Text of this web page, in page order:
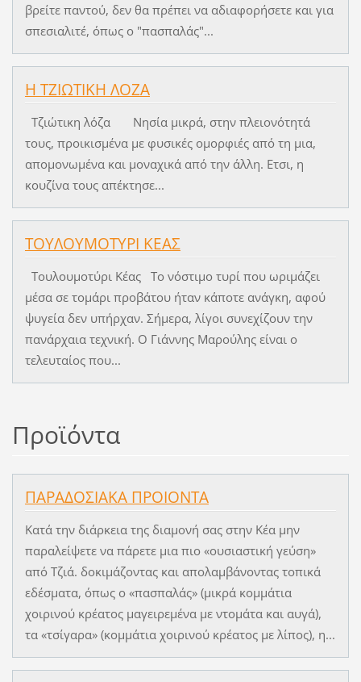
βρείτε παντού, δεν θα πρέπει να αδιαφορήσετε και για
σπεσιαλιτέ, όπως ο "πασπαλάς"...
Η ΤΖΙΩΤΙΚΗ ΛΟΖΑ
Τζιώτικη λόζα Νησία μικρά, στην πλειονότητά
τους, προικισμένα με φυσικές ομορφιές από τη μια,
απομονωμένα και μοναχικά από την άλλη. Ετσι, η
κουζίνα τους απέκτησε...
ΤΟΥΛΟΥΜΟΤΥΡΙ ΚΕΑΣ
Τουλουμοτύρι Κέας Το νόστιμο τυρί που ωριμάζει
μέσα σε τομάρι προβάτου ήταν κάποτε ανάγκη, αφού
ψυγεία δεν υπήρχαν. Σήμερα, λίγοι συνεχίζουν την
πανάρχαια τεχνική. Ο Γιάννης Μαρούλης είναι ο
τελευταίος που...
Προϊόντα
ΠΑΡΑΔΟΣΙΑΚΑ ΠΡΟΙΟΝΤΑ
Κατά την διάρκεια της διαμονή σας στην Κέα μην
παραλείψετε να πάρετε μια πιο «ουσιαστική γεύση»
από Τζιά. δοκιμάζοντας και απολαμβάνοντας τοπικά
εδέσματα, όπως ο «πασπαλάς» (μικρά κομμάτια
χοιρινού κρέατος μαγειρεμένα με ντομάτα και αυγά),
τα «τσίγαρα» (κομμάτια χοιρινού κρέατος με λίπος), η...